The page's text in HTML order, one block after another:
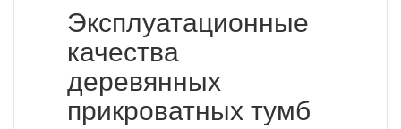
Эксплуатационные
качества
деревянных
прикроватных тумб